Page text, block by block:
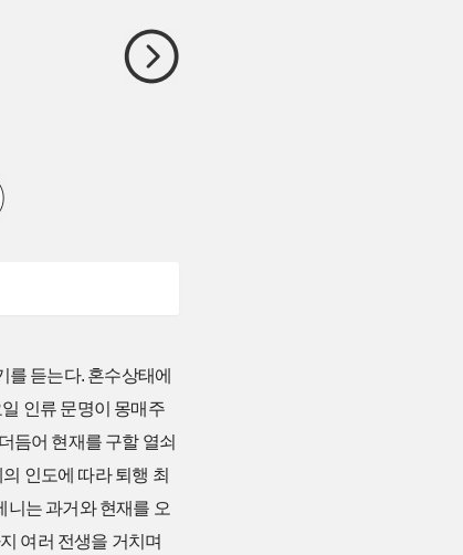
듣는다. 혼수상태에
인류 문명이 몽매주
듬어 현재를 구할 열쇠
인도에 따라 퇴행 최
니는 과거와 현재를 오
여러 전생을 거치며